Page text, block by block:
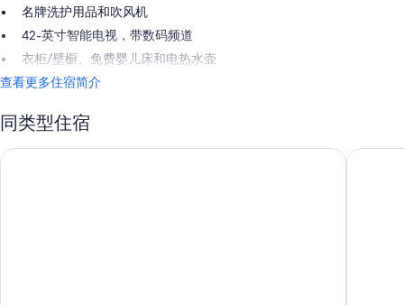
名牌洗护用品和吹风机
42-英寸智能电视，带数码频道
衣柜/壁橱、免费婴儿床和电热水壶
查看更多住宿简介
同类型住宿
加泰罗尼亚大教堂酒店 巴塞罗